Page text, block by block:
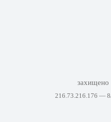
захищено
216.73.216.176 —